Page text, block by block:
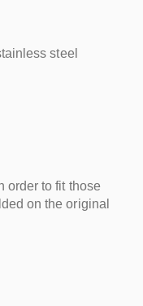
steel
order to fit those
on the original